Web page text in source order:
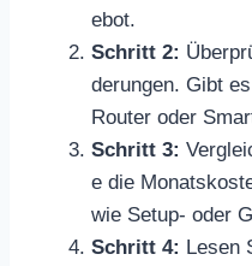
ebot.
Schritt 2:
derungen. Gibt
Router oder
Schritt 3:
e die
wie Setup- oder
Schritt 4: Lesen